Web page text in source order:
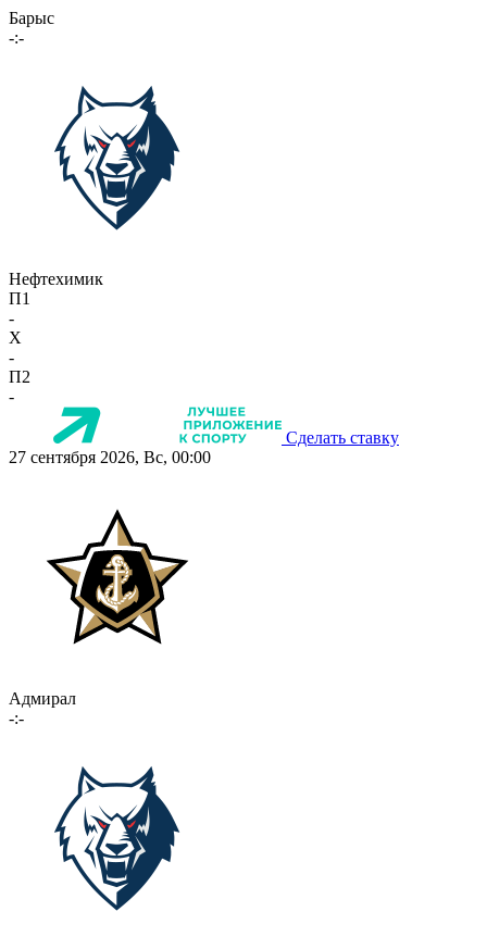
Барыс
-:-
Нефтехимик
П1
-
X
-
П2
-
Сделать ставку
27 сентября 2026, Вс, 00:00
Адмирал
-:-